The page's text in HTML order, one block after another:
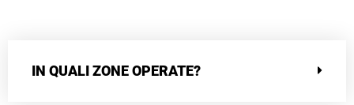
IN QUALI ZONE OPERATE?